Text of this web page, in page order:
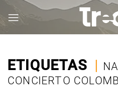
ETIQUETAS |
CONCIERTO